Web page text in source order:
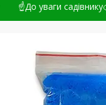
☝До уваги